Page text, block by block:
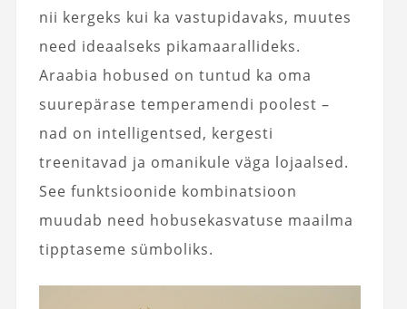
nii kergeks kui ka vastupidavaks, muutes
need ideaalseks pikamaarallideks.
Araabia hobused on tuntud ka oma
suurepärase temperamendi poolest –
nad on intelligentsed, kergesti
treenitavad ja omanikule väga lojaalsed.
See funktsioonide kombinatsioon
muudab need hobusekasvatuse maailma
tipptaseme sümboliks.